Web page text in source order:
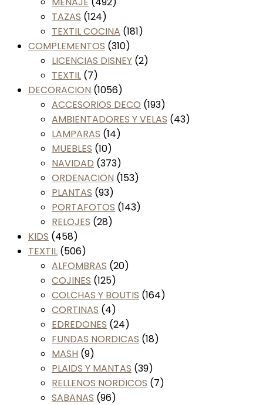
TAZAS (124)
TEXTIL COCINA (181)
COMPLEMENTOS (310)
LICENCIAS DISNEY (2)
TEXTIL (7)
DECORACION (1056)
ACCESORIOS DECO (193)
AMBIENTADORES Y VELAS (43)
LAMPARAS (14)
MUEBLES (10)
NAVIDAD (373)
ORDENACION (153)
PLANTAS (93)
PORTAFOTOS (143)
RELOJES (28)
KIDS (458)
TEXTIL (506)
ALFOMBRAS (20)
COJINES (125)
COLCHAS Y BOUTIS (164)
CORTINAS (4)
EDREDONES (24)
FUNDAS NORDICAS (18)
MASH (9)
PLAIDS Y MANTAS (39)
RELLENOS NORDICOS (7)
SABANAS (96)